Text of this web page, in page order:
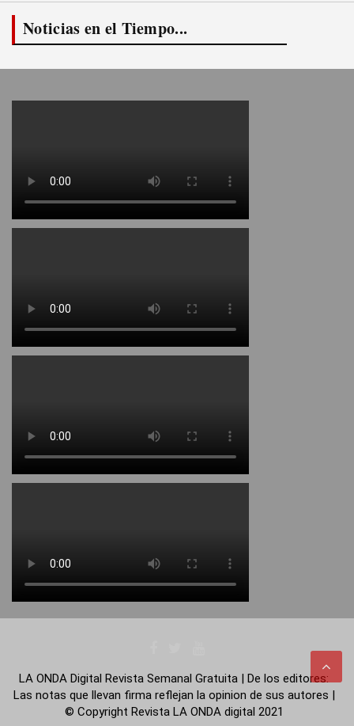
Noticias en el Tiempo...
LA ONDA Digital Revista Semanal Gratuita | De los editores:
Las notas que llevan firma reflejan la opinion de sus autores |
© Copyright Revista LA ONDA digital 2021